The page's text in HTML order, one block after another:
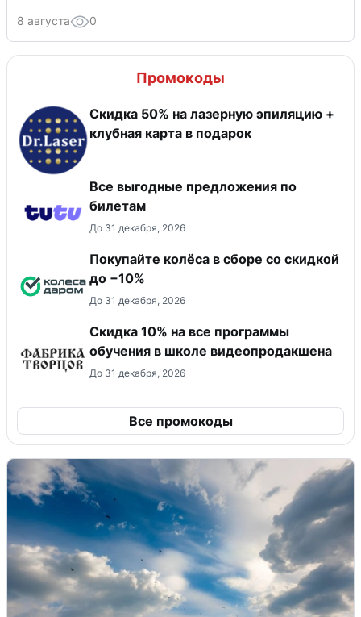
8 августа 0
Промокоды
Скидка 50% на лазерную эпиляцию +
клубная карта в подарок
Все выгодные предложения по
билетам
До 31 декабря, 2026
Покупайте колёса в сборе со скидкой
до −10%
До 31 декабря, 2026
Скидка 10% на все программы
обучения в школе видеопродакшена
До 31 декабря, 2026
Все промокоды